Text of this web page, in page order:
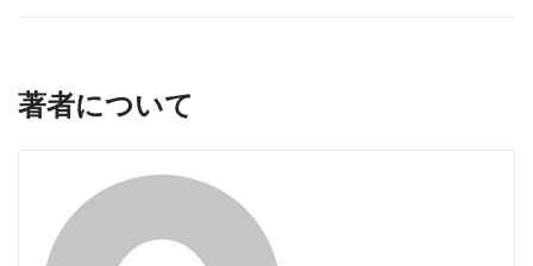
著者について